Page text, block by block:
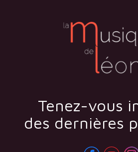
Tenez-vous
des dernières